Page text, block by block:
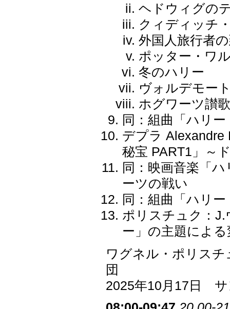
ヘドウィグの
クィディッチ
外国人旅行者
ポッター・ワ
冬のハリー
ヴォルデモー
ホグワーツ讃
同：組曲「ハリ
デプラ Alexandre
秘宝 PART1」～
同：映画音楽「
ーツの戦い
同：組曲「ハリ
ポリスチュク：
ー」の主題によ
ワグネル・ポリス
団
2025年10月17日 サ